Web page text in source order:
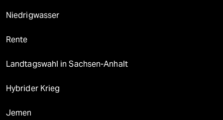
Niedrigwasser
Rente
Landtagswahl in Sachsen-Anhalt
Hybrider Krieg
Jemen